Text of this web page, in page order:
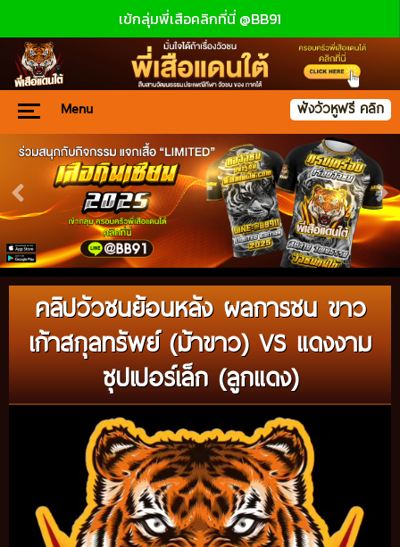
เข้กลุ่มพี่เสือคลิกที่นี่ @BB91
Menu ฟังวัวหูฟรี คลิก
คลิปวัวชนย้อนหลัง ผลการชน ขาว
เก้าสกุลทรัพย์ (ม้าขาว) VS แดงงาม
ซุปเปอร์เล็ก (ลูกแดง)